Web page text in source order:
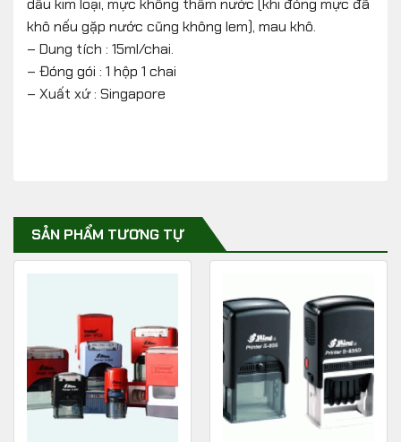
dấu kim loại, mực không thấm nước (khi đóng mực đã
khô nếu gặp nước cũng không lem), mau khô.
– Dung tích : 15ml/chai.
– Đóng gói : 1 hộp 1 chai
– Xuất xứ : Singapore
SẢN PHẨM TƯƠNG TỰ